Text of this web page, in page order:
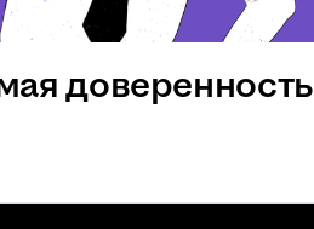
доверенность